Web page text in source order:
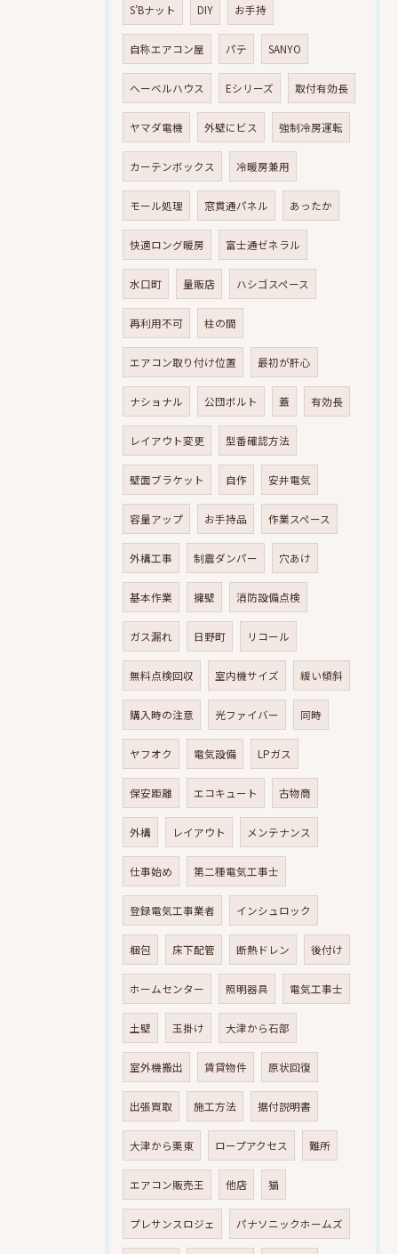
S’Bナット DIY お手持
自称エアコン屋 パテ SANYO
へーベルハウス Eシリーズ 取付有効長
ヤマダ電機 外壁にビス 強制冷房運転
カーテンボックス 冷暖房兼用
モール処理 窓貫通パネル あったか
快適ロング暖房 富士通ゼネラル
水口町 量販店 ハシゴスペース
再利用不可 柱の間
エアコン取り付け位置 最初が肝心
ナショナル 公団ボルト 蓋 有効長
レイアウト変更 型番確認方法
壁面ブラケット 自作 安井電気
容量アップ お手持品 作業スペース
外構工事 制震ダンパー 穴あけ
基本作業 擁壁 消防設備点検
ガス漏れ 日野町 リコール
無料点検回収 室内機サイズ 緩い傾斜
購入時の注意 光ファイバー 同時
ヤフオク 電気設備 LPガス
保安距離 エコキュート 古物商
外構 レイアウト メンテナンス
仕事始め 第二種電気工事士
登録電気工事業者 インシュロック
梱包 床下配管 断熱ドレン 後付け
ホームセンター 照明器具 電気工事士
土壁 玉掛け 大津から石部
室外機搬出 賃貸物件 原状回復
出張買取 施工方法 据付説明書
大津から栗東 ロープアクセス 難所
エアコン販売王 他店 猫
プレサンスロジェ パナソニックホームズ